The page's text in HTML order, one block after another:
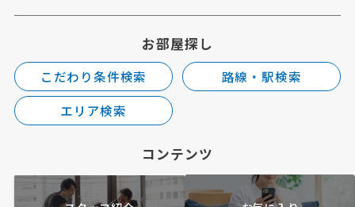
お部屋探し
こだわり条件検索
路線・駅検索
エリア検索
コンテンツ